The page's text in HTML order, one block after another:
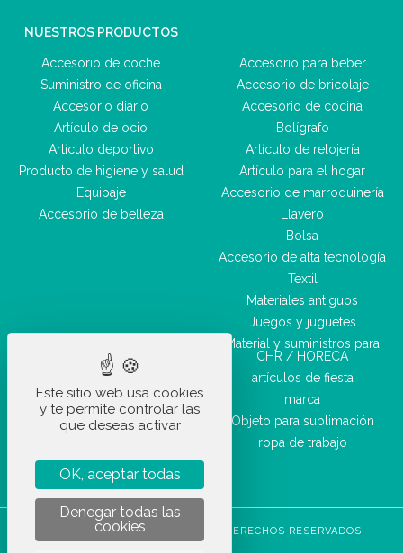
NUESTROS PRODUCTOS
Accesorio de coche
Suministro de oficina
Accesorio diario
Artículo de ocio
Artículo deportivo
Producto de higiene y salud
Equipaje
Accesorio de belleza
Accesorio para beber
Accesorio de bricolaje
Accesorio de cocina
Bolígrafo
Artículo de relojería
Artículo para el hogar
Accesorio de marroquinería
Llavero
Bolsa
Accesorio de alta tecnología
Textil
Materiales antiguos
Juegos y juguetes
Material y suministros para
CHR / HORECA
artículos de fiesta
marca
Objeto para sublimación
ropa de trabajo
STOCKETIK © 2023 - TODOS LOS DERECHOS RESERVADOS
Este sitio web usa cookies
y te permite controlar las
que deseas activar
OK, aceptar todas
Denegar todas las
cookies